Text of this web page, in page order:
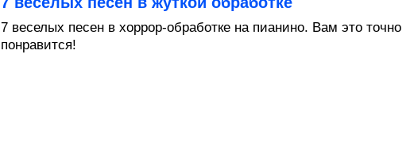
7 веселых песен в хоррор-обработке на пианино. Вам это точно
понравится!